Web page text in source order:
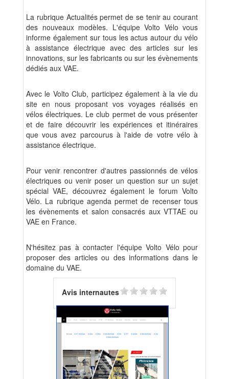
La rubrique Actualités permet de se tenir au courant
des nouveaux modèles. L'équipe Volto Vélo vous
informe également sur tous les actus autour du vélo
à assistance électrique avec des articles sur les
innovations, sur les fabricants ou sur les évènements
dédiés aux VAE.
Avec le Volto Club, participez également à la vie du
site en nous proposant vos voyages réalisés en
vélos électriques. Le club permet de vous présenter
et de faire découvrir les expériences et itinéraires
que vous avez parcourus à l'aide de votre vélo à
assistance électrique.
Pour venir rencontrer d'autres passionnés de vélos
électriques ou venir poser un question sur un sujet
spécial VAE, découvrez également le forum Volto
Vélo. La rubrique agenda permet de recenser tous
les évènements et salon consacrés aux VTTAE ou
VAE en France.
N'hésitez pas à contacter l'équipe Volto Vélo pour
proposer des articles ou des informations dans le
domaine du VAE.
Avis internautes